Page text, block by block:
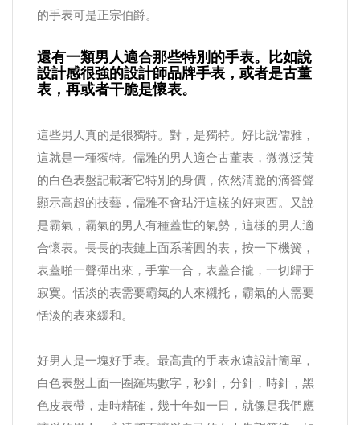
的手表可是正宗伯爵。
還有一類男人適合那些特別的手表。比如說
設計感很強的設計師品牌手表，或者是古董
表，再或者干脆是懷表。
這些男人真的是很獨特。對，是獨特。好比說儒雅，
這就是一種獨特。儒雅的男人適合古董表，微微泛黃
的白色表盤記載著它特別的身價，依然清脆的滴答聲
顯示高超的技藝，儒雅不會玷汙這樣的好東西。又說
是霸氣，霸氣的男人有種蓋世的氣勢，這樣的男人適
合懷表。長長的表鏈上面系著圓的表，按一下機簧，
表蓋啪一聲彈出來，手掌一合，表蓋合攏，一切歸于
寂寞。恬淡的表需要霸氣的人來襯托，霸氣的人需要
恬淡的表來緩和。
好男人是一塊好手表。最高貴的手表永遠設計簡單，
白色表盤上面一圈羅馬數字，秒針，分針，時針，黑
色皮表帶，走時精確，幾十年如一日，就像是我們應